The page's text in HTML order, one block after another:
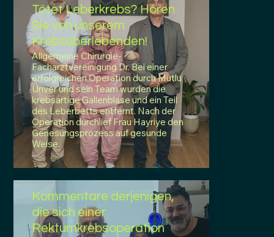
Tötet Leberkrebs? Hören
Sie von unserem
Krebsüberlebenden!
Allgemeine Chirurgie-
Facharztvereinigung Dr. Bei einer
erfolgreichen Operation durch Mutlu
Ünver und sein Team wurden die
krebsartige Gallenblase und ein Teil
des Leberbetts entfernt. Nach der
Operation durchlief Frau Hayriye den
Genesungsprozess auf gesunde
Weise.
Kommentare derjenigen,
die sich einer
Rektumkrebsoperation